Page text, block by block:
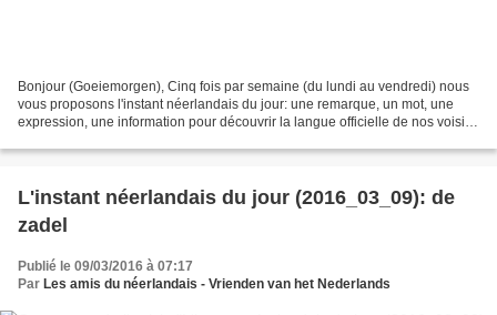
Bonjour (Goeiemorgen), Cinq fois par semaine (du lundi au vendredi) nous
vous proposons l'instant néerlandais du jour: une remarque, un mot, une
expression, une information pour découvrir la langue officielle de nos voisins
L'instant néerlandais du jour (2016_03_09): de
zadel
Publié le 09/03/2016 à 07:17
Par Les amis du néerlandais - Vrienden van het Nederlands